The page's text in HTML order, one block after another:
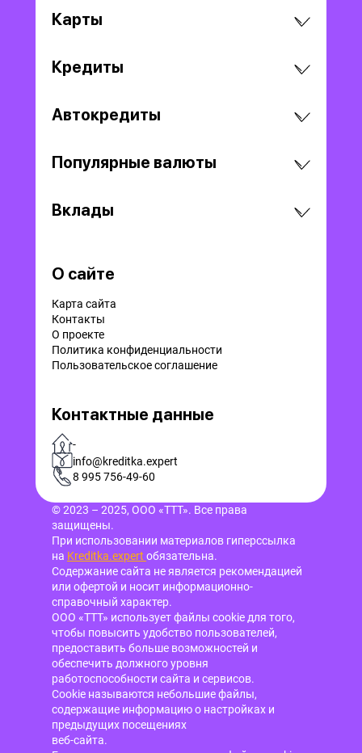
Карты
Кредиты
Автокредиты
Популярные валюты
Вклады
О сайте
Карта сайта
Контакты
О проекте
Политика конфиденциальности
Пользовательское соглашение
Контактные данные
-
info@kreditka.expert
8 995 756-49-60
© 2023 – 2025, ООО «ТТТ». Все права
защищены.
При использовании материалов гиперссылка
на Kreditka.expert обязательна.
Содержание сайта не является рекомендацией
или офертой и носит информационно-
справочный характер.
ООО «ТТТ» использует файлы cookie для того,
чтобы повысить удобство пользователей,
предоставить больше возможностей и
обеспечить должного уровня
работоспособности сайта и сервисов.
Cookie называются небольшие файлы,
содержащие информацию о настройках и
предыдущих посещениях
веб-сайта.